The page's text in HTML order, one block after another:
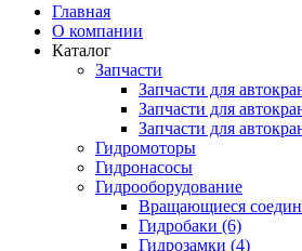
Главная
О компании
Каталог
Запчасти
Запчасти для
Запчасти для
Запчасти для
Гидромоторы
Гидронасосы
Гидрооборудование
Вращающиеся
Гидробаки (6)
Гидрозамки (4)